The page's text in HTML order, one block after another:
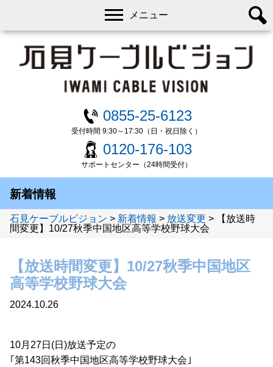
0855-25-6123
受付時間 9:30～17:30（日・祝日除く）
0120-176-103
サポートセンター（24時間受付）
メニュー
新着情報
石見ケーブルビジョン > 新着情報 > 放送変更 >
【放送時
間変更】10/27秋季中国地区高等学校野球大会
【放送時間変更】10/27秋季中国地区
高等学校野球大会
2024.10.26
10月27日(日)放送予定の
｢第143回秋季中国地区高等学校野球大会｣